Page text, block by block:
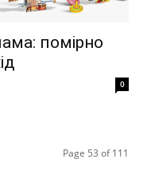
помірно
0
Page 53 of 111